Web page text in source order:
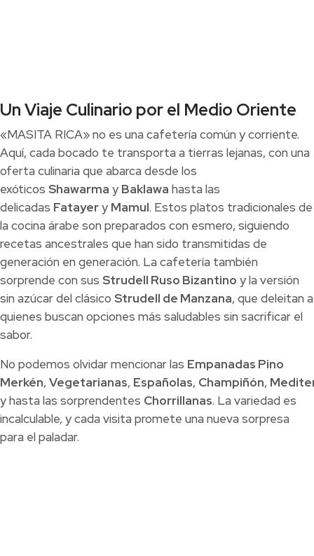
Un Viaje Culinario por el Medio Oriente
«MASITA RICA» no es una cafetería común y corriente.
Aquí, cada bocado te transporta a tierras lejanas, con una
oferta culinaria que abarca desde los
exóticos Shawarma y Baklawa hasta las
delicadas Fatayery Mamul. Estos platos tradicionales de
la cocina árabe son preparados con esmero, siguiendo
recetas ancestrales que han sido transmitidas de
generación en generación. La cafetería también
sorprende con sus Strudell Ruso Bizantino y la versión
sin azúcar del clásico Strudell de Manzana, que deleitan a
quienes buscan opciones más saludables sin sacrificar el
sabor.
No podemos olvidar mencionar las Empanadas Pino
Merkén, Vegetarianas, Españolas, Champiñón,
y hasta las sorprendentes Chorrillanas. La variedad es
incalculable, y cada visita promete una nueva sorpresa
para el paladar.